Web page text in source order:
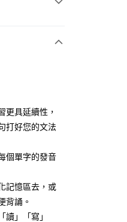
更具延續性，
打好您的文法
個單字的發音
記憶區去，或
背誦。
讀」「寫」